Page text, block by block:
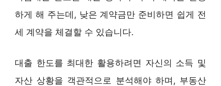
하게 해 주는데, 낮은 계약금만 준비하면 쉽게 전
세 계약을 체결할 수 있습니다.
대출 한도를 최대한 활용하려면 자신의 소득 및
자산 상황을 객관적으로 분석해야 하며, 부동산